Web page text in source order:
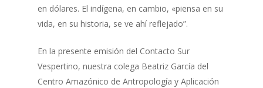
en dólares. El indígena, en cambio, «piensa en su
vida, en su historia, se ve ahí reflejado”.
En la presente emisión del Contacto Sur
Vespertino, nuestra colega Beatriz García del
Centro Amazónico de Antropología y Aplicación